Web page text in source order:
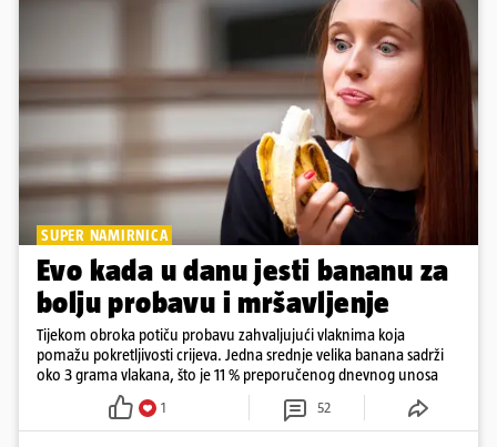
SUPER NAMIRNICA
Evo kada u danu jesti bananu za
bolju probavu i mršavljenje
Tijekom obroka potiču probavu zahvaljujući vlaknima koja
pomažu pokretljivosti crijeva. Jedna srednje velika banana sadrži
oko 3 grama vlakana, što je 11 % preporučenog dnevnog unosa
1 52